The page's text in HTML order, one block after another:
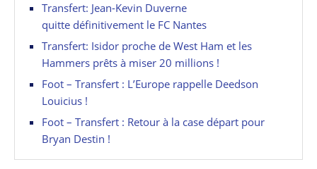
Transfert: Jean-Kevin Duverne
quitte définitivement le FC Nantes
Transfert: Isidor proche de West Ham et les
Hammers prêts à miser 20 millions !
Foot – Transfert : L’Europe rappelle Deedson
Louicius !
Foot – Transfert : Retour à la case départ pour
Bryan Destin !